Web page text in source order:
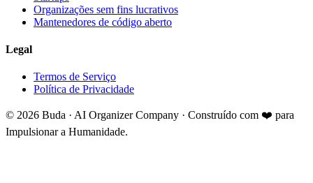
Organizações sem fins lucrativos
Mantenedores de código aberto
Legal
Termos de Serviço
Política de Privacidade
© 2026 Buda · AI Organizer Company · Construído com ❤️ para
Impulsionar a Humanidade.